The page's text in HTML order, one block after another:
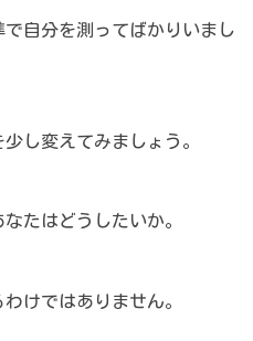
自分を測ってばかりいまし
し変えてみましょう。
たはどうしたいか。
けではありません。